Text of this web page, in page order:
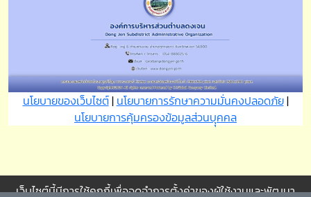
นโยบายของเว็บไซต์| นโยบายการรักษาความมั่นคงปลอดภัย|
นโยบายการคุ้มครองข้อมูลส่วนบุุคคล
เว็บไซต์นี้มีการใช้คุกกี้เพื่อจดจำการตั้งค่าของผู้ใช้งานและพัฒนา